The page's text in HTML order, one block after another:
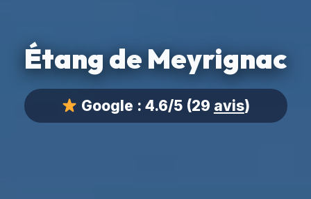
Étang de Meyrignac
Google : 4.6/5(29 avis)